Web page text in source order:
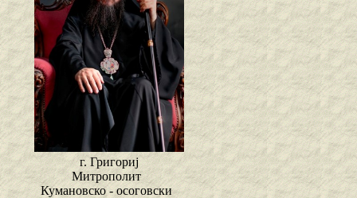
г. Григориј
Митрополит
Кумановско - осоговски